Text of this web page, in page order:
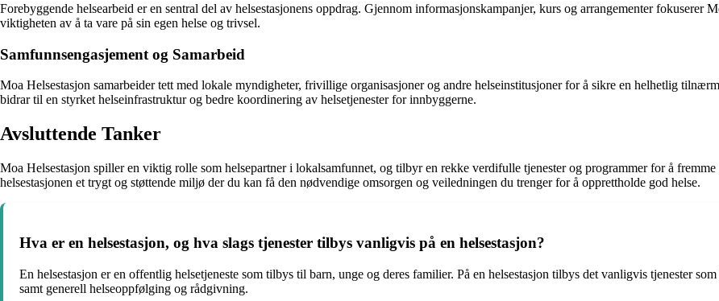
Forebyggende helsearbeid er en sentral del av helsestasjonens oppdrag. Gjennom informasjonskampanjer, kurs og arrangementer fokuserer
viktigheten av å ta vare på sin egen helse og trivsel.
Samfunnsengasjement og Samarbeid
Moa Helsestasjon samarbeider tett med lokale myndigheter, frivillige organisasjoner og andre helseinstitusjoner for å sikre en helhetlig
bidrar til en styrket helseinfrastruktur og bedre koordinering av helsetjenester for innbyggerne.
Avsluttende Tanker
Moa Helsestasjon spiller en viktig rolle som helsepartner i lokalsamfunnet, og tilbyr en rekke verdifulle tjenester og programmer for å
helsestasjonen et trygt og støttende miljø der du kan få den nødvendige omsorgen og veiledningen du trenger for å opprettholde god helse.
Hva er en helsestasjon, og hva slags tjenester tilbys vanligvis på en helsestasjon?
En helsestasjon er en offentlig helsetjeneste som tilbys til barn, unge og deres familier. På en helsestasjon tilbys det vanligvis tjenester
samt generell helseoppfølging og rådgivning.